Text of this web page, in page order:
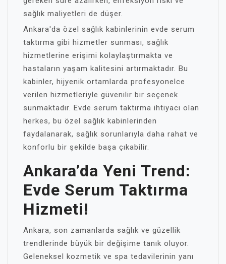
sağlık maliyetleri de düşer.
Ankara'da özel sağlık kabinlerinin evde serum
taktırma gibi hizmetler sunması, sağlık
hizmetlerine erişimi kolaylaştırmakta ve
hastaların yaşam kalitesini artırmaktadır. Bu
kabinler, hijyenik ortamlarda profesyonelce
verilen hizmetleriyle güvenilir bir seçenek
sunmaktadır. Evde serum taktırma ihtiyacı olan
herkes, bu özel sağlık kabinlerinden
faydalanarak, sağlık sorunlarıyla daha rahat ve
konforlu bir şekilde başa çıkabilir.
Ankara’da Yeni Trend:
Evde Serum Taktırma
Hizmeti!
Ankara, son zamanlarda sağlık ve güzellik
trendlerinde büyük bir değişime tanık oluyor.
Geleneksel kozmetik ve spa tedavilerinin yanı